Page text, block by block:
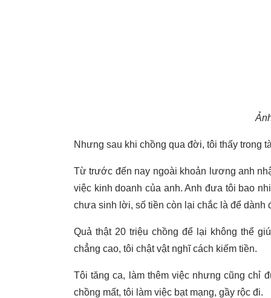
Nhưng sau khi chồng qua đời, tôi thấy trong
Từ trước đến nay ngoài khoản lương anh
việc kinh doanh của anh. Anh đưa tôi bao
chưa sinh lời, số tiền còn lại chắc là để dành
Quả thật 20 triệu chồng để lại không thể
chẳng cao, tôi chật vật nghĩ cách kiếm tiền.
Tôi tăng ca, làm thêm việc nhưng cũng chỉ
chồng mất, tôi làm việc bạt mạng, gầy rộc đi.